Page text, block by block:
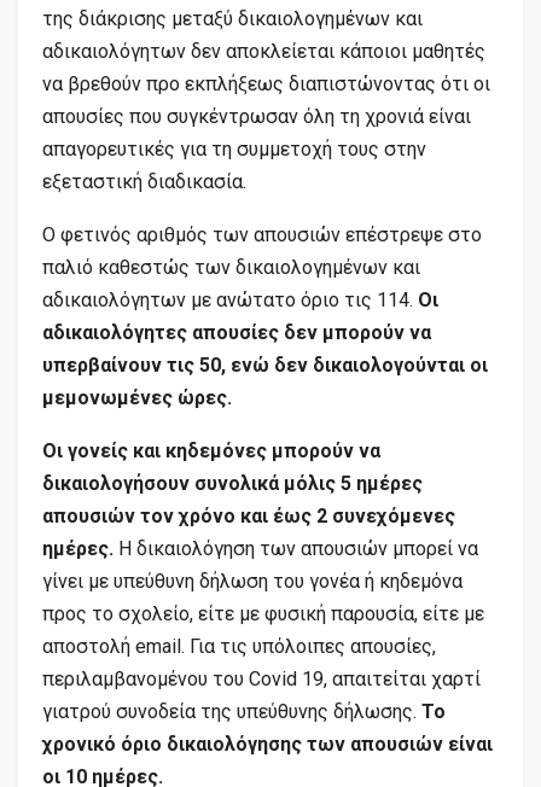
της διάκρισης μεταξύ δικαιολογημένων και
αδικαιολόγητων δεν αποκλείεται κάποιοι μαθητές
να βρεθούν προ εκπλήξεως διαπιστώνοντας ότι οι
απουσίες που συγκέντρωσαν όλη τη χρονιά είναι
απαγορευτικές για τη συμμετοχή τους στην
εξεταστική διαδικασία.
Ο φετινός αριθμός των απουσιών επέστρεψε στο
παλιό καθεστώς των δικαιολογημένων και
αδικαιολόγητων με ανώτατο όριο τις 114. Οι
αδικαιολόγητες απουσίες δεν μπορούν να
υπερβαίνουν τις 50, ενώ δεν δικαιολογούνται οι
μεμονωμένες ώρες.
Οι γονείς και κηδεμόνες μπορούν να
δικαιολογήσουν συνολικά μόλις 5 ημέρες
απουσιών τον χρόνο και έως 2 συνεχόμενες
ημέρες. Η δικαιολόγηση των απουσιών μπορεί να
γίνει με υπεύθυνη δήλωση του γονέα ή κηδεμόνα
προς το σχολείο, είτε με φυσική παρουσία, είτε με
αποστολή email. Για τις υπόλοιπες απουσίες,
περιλαμβανομένου του Covid 19, απαιτείται χαρτί
γιατρού συνοδεία της υπεύθυνης δήλωσης. To
χρονικό όριο δικαιολόγησης των απουσιών είναι
οι 10 ημέρες.